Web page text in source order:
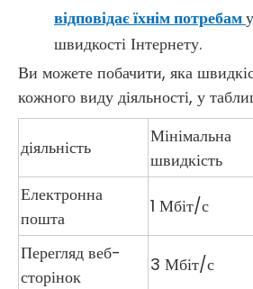
відповідає їхнім потребам
швидкості Інтернету.
Ви можете побачити, яка
кожного виду діяльності, у
діяльність
Мінімальна
швидкість
Електронна
пошта
1 Мбіт/с
Перегляд веб-
сторінок
3 Мбіт/с